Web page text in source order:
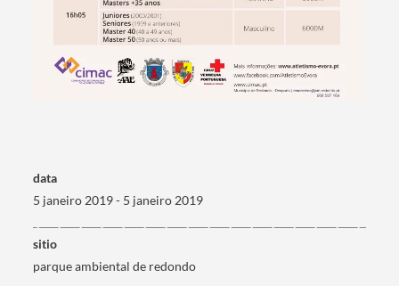
Termo de Pesquisa
Filtros
data
5 janeiro 2019 - 5 janeiro 2019
sitio
parque ambiental de redondo